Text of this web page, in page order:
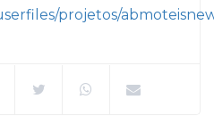
projetos/